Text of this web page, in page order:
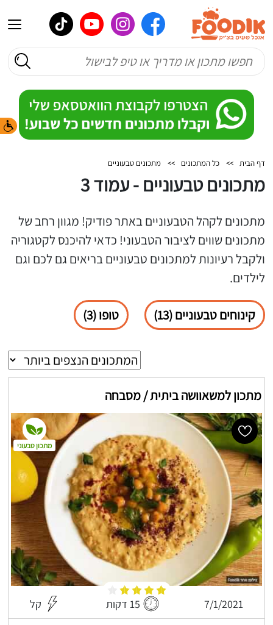
דף הבית >> כל המתכונים >> מתכונים טבעוניים
מתכונים טבעוניים - עמוד 3
מתכונים לקהל הטבעוניים באתר פודיק! מגוון רחב של
מתכונים שווים לציבור הטבעוני! כדאי להיכנס לקטגוריה
ולקבל רעיונות למתכונים טבעוניים בריאים גם לכם וגם
לילדים.
קינוחים טבעוניים (13) טופו (3)
מתכון למשאוושה ביתית / מסבחה
7/1/2021 15 דקות קל
מתכון טבעוני